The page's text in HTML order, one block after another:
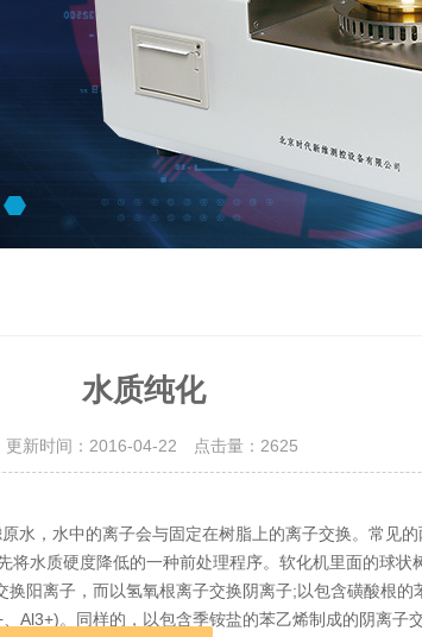
水质纯化
更新时间：2016-04-22 点击量： 2625
，水中的离子会与固定在树脂上的离子交换。常见的
水质硬度降低的一种前处理程序。软化机里面的球状
阳离子，而以氢氧根离子交换阴离子;以包含磺酸根
Al3+)。同样的，以包含季铵盐的苯乙烯制成的阴离子